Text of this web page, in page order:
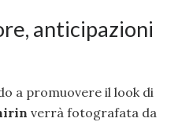
anticipazioni
a promuovere il look di
verrà fotografata da